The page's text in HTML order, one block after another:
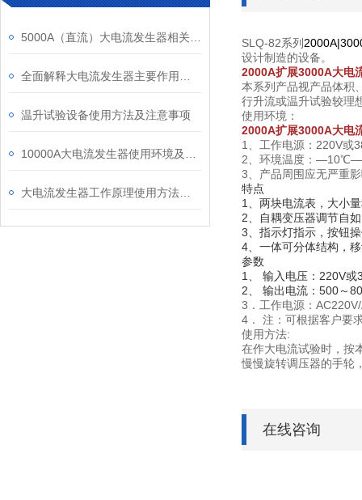
温升试验设备使用方法及注意事项
SLQ-82系列
设计制造的设备。
2000A扩展3000A大电
本系列产品视产品体积
行升流或温升试验较理
使用环境：
2000A扩展3000A大电
1、工作电源：220V或
2、环境温度：
3、产品周围应无严重
特点
1、两块电流表，大小
2、自耦变压器调节自
3、指示灯指示，按钮
4、一体可分体结
参数
1、 输入电压：220V或
2、 输出电流：500～
3．工作电源：
4． 注：可根据客户要
使用方法:
在作大电流试验时，按
慢慢旋转调压器的手轮
在线咨询